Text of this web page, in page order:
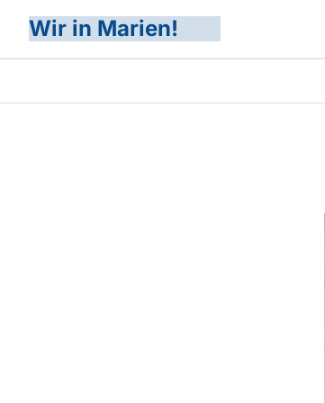
Wir in Marien!